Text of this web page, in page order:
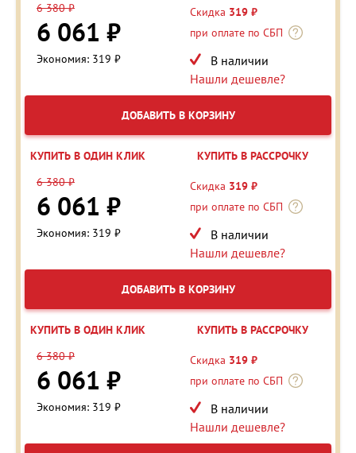
6 380 ₽
6 061 ₽
Экономия: 319 ₽
Скидка 319 ₽
при оплате по СБП
В наличии
Нашли дешевле?
ДОБАВИТЬ В КОРЗИНУ
КУПИТЬ В ОДИН КЛИК
КУПИТЬ В РАССРОЧКУ
6 380 ₽
6 061 ₽
Экономия: 319 ₽
Скидка 319 ₽
при оплате по СБП
В наличии
Нашли дешевле?
ДОБАВИТЬ В КОРЗИНУ
КУПИТЬ В ОДИН КЛИК
КУПИТЬ В РАССРОЧКУ
6 380 ₽
6 061 ₽
Экономия: 319 ₽
Скидка 319 ₽
при оплате по СБП
В наличии
Нашли дешевле?